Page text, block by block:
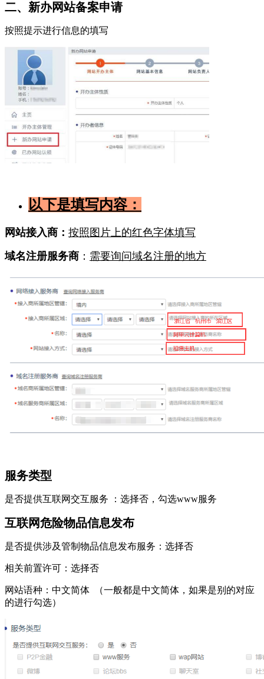
二、新办网站备案申请
按照提示进行信息的填写
以下是填写内容：
网站接入商： 按照图片上的红色字体填写
域名注册服务商 ： 需要询问域名注册的地方
服务类型
是否提供互联网交互服务 ：选择否，勾选www服务
互联网危险物品信息发布
是否提供涉及管制物品信息发布服务：选择否
相关前置许可：选择否
网站语种：中文简体 （一般都是中文简体，如果是别的对应
的进行勾选）